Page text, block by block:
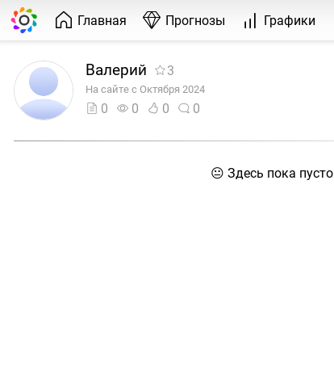
Главная Прогнозы Графики
Валерий 3
На сайте с Октября 2024
0 0 0 0
😐 Здесь пока пусто